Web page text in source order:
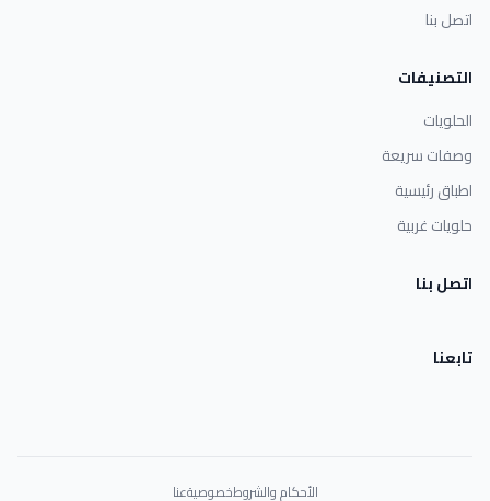
اتصل بنا
التصنيفات
الحلويات
وصفات سريعة
اطباق رئيسية
حلويات غربية
اتصل بنا
تابعنا
الأحكام والشروطخصوصيةعنا